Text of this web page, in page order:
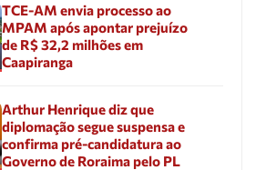
TCE-AM envia processo ao
MPAM após apontar prejuízo
de R$ 32,2 milhões em
Caapiranga
Arthur Henrique diz que
diplomação segue suspensa e
confirma pré-candidatura ao
Governo de Roraima pelo PL